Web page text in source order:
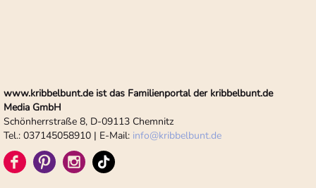
www.kribbelbunt.de ist das Familienportal der kribbelbunt.de
Media GmbH
Schönherrstraße 8, D-09113 Chemnitz
Tel.: 037145058910 | E-Mail: info@kribbelbunt.de